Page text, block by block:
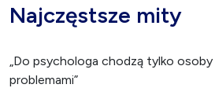
Najczęstsze mity
„Do psychologa chodzą tylko
problemami”